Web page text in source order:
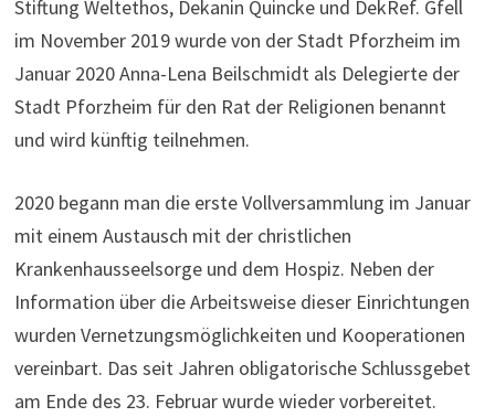
Stiftung Weltethos, Dekanin Quincke und DekRef. Gfell
im November 2019 wurde von der Stadt Pforzheim im
Januar 2020 Anna-Lena Beilschmidt als Delegierte der
Stadt Pforzheim für den Rat der Religionen benannt
und wird künftig teilnehmen.
2020 begann man die erste Vollversammlung im Januar
mit einem Austausch mit der christlichen
Krankenhausseelsorge und dem Hospiz. Neben der
Information über die Arbeitsweise dieser Einrichtungen
wurden Vernetzungsmöglichkeiten und Kooperationen
vereinbart. Das seit Jahren obligatorische Schlussgebet
am Ende des 23. Februar wurde wieder vorbereitet.